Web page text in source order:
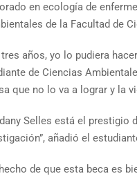
en ecología de
de la Facultad de
años, yo lo pudiera
de Ciencias
que no lo va a lograr y la
Selles está el prestigio
añadió el
de que esta beca es